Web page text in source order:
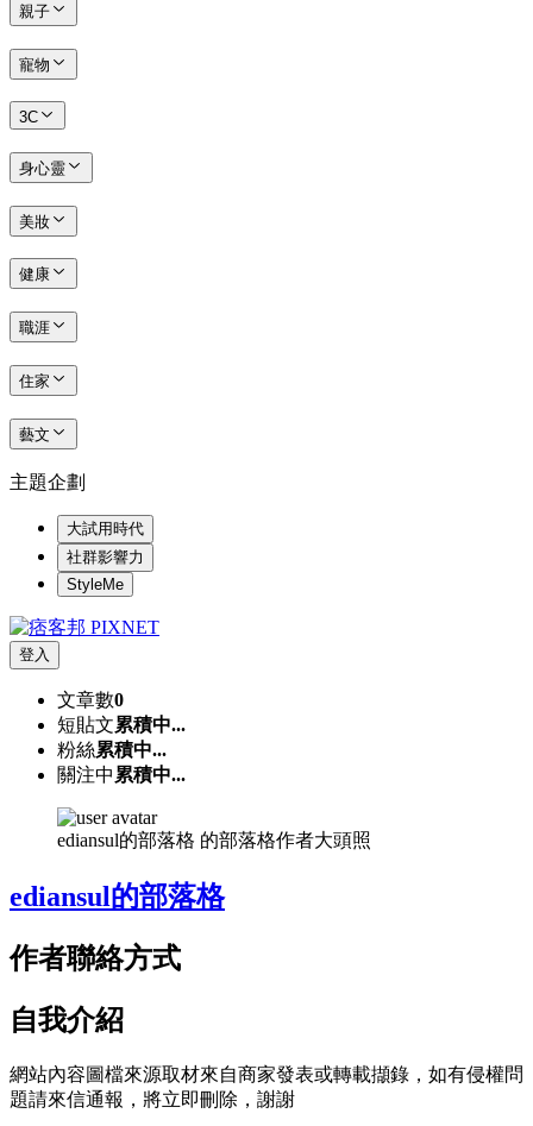
親子
寵物
3C
身心靈
美妝
健康
職涯
住家
藝文
主題企劃
大試用時代
社群影響力
StyleMe
登入
文章數0
短貼文累積中...
粉絲累積中...
關注中 累積中...
ediansul的部落格 的部落格作者大頭照
ediansul的部落格
作者聯絡方式
自我介紹
網站內容圖檔來源取材來自商家發表或轉載擷錄，如有侵權問
題請來信通報，將立即刪除，謝謝